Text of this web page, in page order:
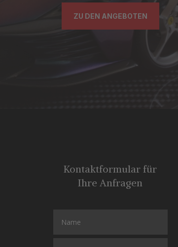
ZU DEN ANGEBOTEN
Kontaktformular für
Ihre Anfragen